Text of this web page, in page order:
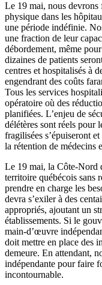
Le 19 mai, nous devrons
physique dans les
une période indéfinie.
une fraction de leur
débordement, même
dizaines de patients
centres et hospitalisés à
engendrant des coûts
Tous les services
opératoire où des
planifiées. L’enjeu de
délétères sont réels pour
fragilisées s’épuiseront
la rétention de médecins
Le 19 mai, la Côte-Nord
territoire québécois sans
prendre en charge les
devra s’exiler à des
appropriés, ajoutant un
établissements. Si le
main-d’œuvre
doit mettre en place des
demeure. En attendant,
indépendante pour faire
incontournable.